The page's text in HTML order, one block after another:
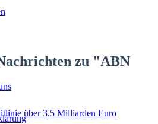
zu "ABN
über 3,5 Milliarden Euro